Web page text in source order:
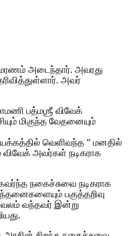
மரணம் அடைந்தார். அவரது
அவர்
பத்மஶ்ரீ விவேக்
மிகுந்த வேதனையும்
வெளிவந்த ” மனதில்
விவேக் அவர்கள் நடிகராக
நகைச்சுவை நடிகராக
பகுத்தறிவு
வலம் வந்தவர் இன்று